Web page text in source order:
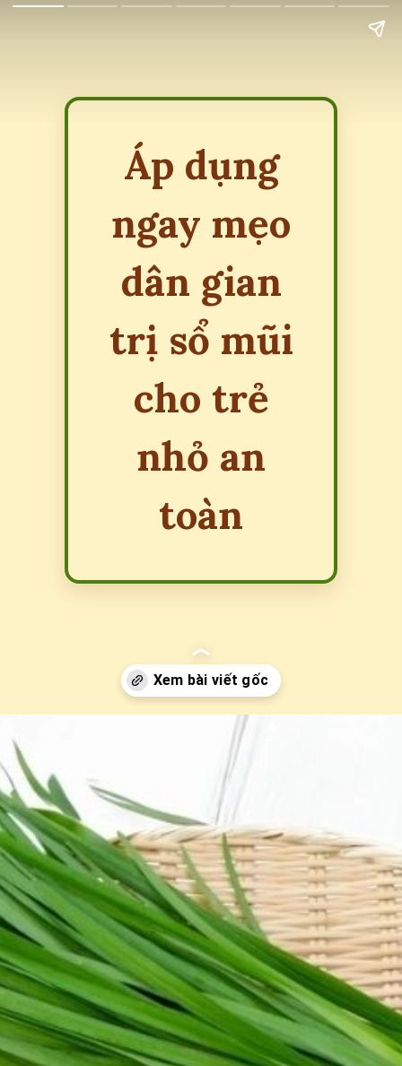
Áp dụng
ngay mẹo
dân gian
trị sổ mũi
cho trẻ
nhỏ an
toàn